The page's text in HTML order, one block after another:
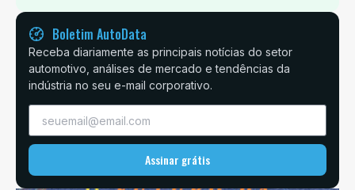
Boletim AutoData
Receba diariamente as principais notícias do setor
automotivo, análises de mercado e tendências da
indústria no seu e-mail corporativo.
Assinar grátis